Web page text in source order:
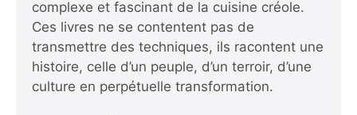
complexe et fascinant de la cuisine créole.
Ces livres ne se contentent pas de
transmettre des techniques, ils racontent une
histoire, celle d’un peuple, d’un terroir, d’une
culture en perpétuelle transformation.